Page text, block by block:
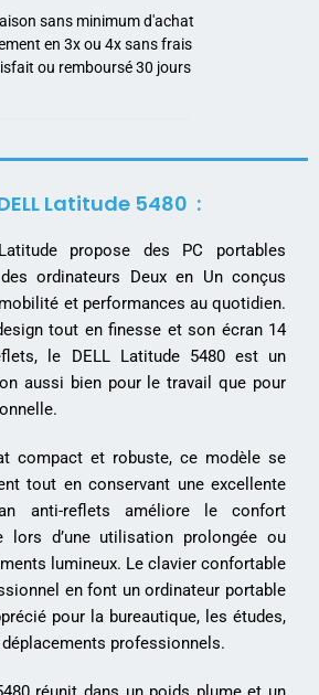
sans minimum d'achat
en 3x ou 4x sans frais
ou remboursé 30 jours
Latitude 5480 :
propose des PC portables
ordinateurs Deux en Un conçus
et performances au quotidien.
tout en finesse et son écran 14
le DELL Latitude 5480 est un
aussi bien pour le travail que pour
compact et robuste, ce modèle se
tout en conservant une excellente
anti-reflets améliore le confort
lors d’une utilisation prolongée ou
lumineux. Le clavier confortable
en font un ordinateur portable
pour la bureautique, les études,
professionnels.